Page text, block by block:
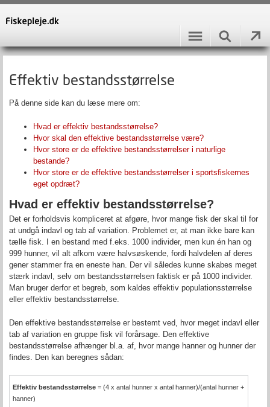
Effektiv bestandsstørrelse
På denne side kan du læse mere om:
Hvad er effektiv bestandsstørrelse?
Hvor skal den effektive bestandsstørrelse være?
Hvor store er de effektive bestandsstørrelser i naturlige
bestande?
Hvor store er de effektive bestandsstørrelser i sportsfiskernes
eget opdræt?
Hvad er effektiv bestandsstørrelse?
Det er forholdsvis kompliceret at afgøre, hvor mange fisk der skal til for
at undgå indavl og tab af variation. Problemet er, at man ikke bare kan
tælle fisk. I en bestand med f.eks. 1000 individer, men kun én han og
999 hunner, vil alt afkom være halvsøskende, fordi halvdelen af deres
gener stammer fra en eneste han. Der vil således kunne skabes meget
stærk indavl, selv om bestandsstørrelsen faktisk er på 1000 individer.
Man bruger derfor et begreb, som kaldes effektiv populationsstørrelse
eller effektiv bestandsstørrelse.
Den effektive bestandsstørrelse er bestemt ved, hvor meget indavl eller
tab af variation en gruppe fisk vil forårsage. Den effektive
bestandsstørrelse afhænger bl.a. af, hvor mange hanner og hunner der
findes. Den kan beregnes sådan:
Effektiv bestandsstørrelse = (4 x antal hunner x antal hanner)/(antal hunner +
hanner)